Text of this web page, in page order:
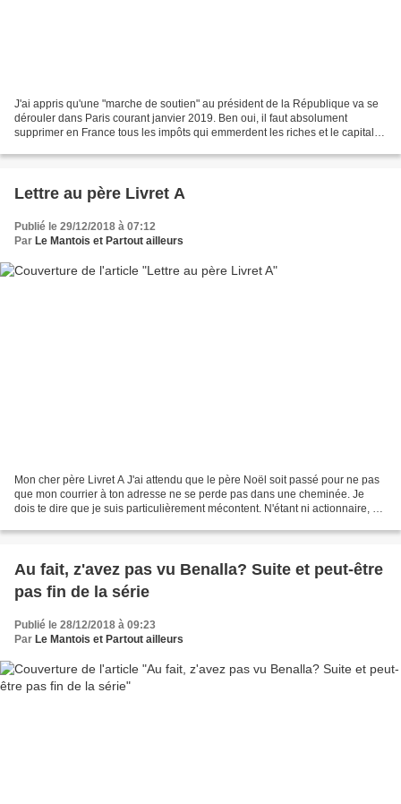
J'ai appris qu'une "marche de soutien" au président de la République va se
dérouler dans Paris courant janvier 2019. Ben oui, il faut absolument
supprimer en France tous les impôts qui emmerdent les riches et le capital.
Lettre au père Livret A
Publié le 29/12/2018 à 07:12
Par Le Mantois et Partout ailleurs
Mon cher père Livret A J'ai attendu que le père Noël soit passé pour ne pas
que mon courrier à ton adresse ne se perde pas dans une cheminée. Je
dois te dire que je suis particulièrement mécontent. N'étant ni actionnaire, ni
Au fait, z'avez pas vu Benalla? Suite et peut-être
pas fin de la série
Publié le 28/12/2018 à 09:23
Par Le Mantois et Partout ailleurs